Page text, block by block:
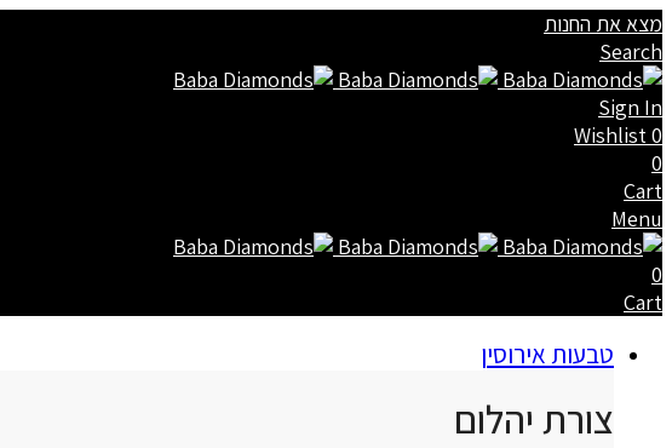
מצא את החנות
Search
Sign In
0
Wishlist
0
Cart
Menu
0
Cart
טבעות אירוסין
צורת יהלום